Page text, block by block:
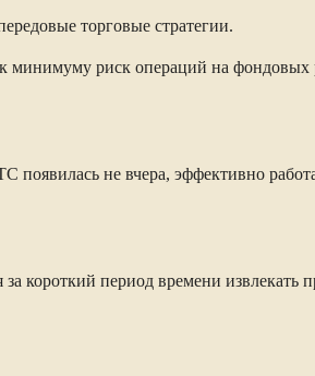
торговые стратегии.
минимуму риск операций на фондовых
не вчера, эффективно
короткий период времени извлекать